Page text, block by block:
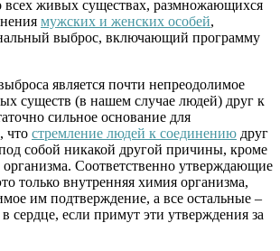
всех живых существах, размножающихся
мужских и женских особей,
выброс, включающий программу
является почти непреодолимое
существ (в нашем случае людей) друг к
сильное основание для
что стремление людей к соединению друг
собой никакой другой причины, кроме
Соответственно утверждающие
только внутренняя химия организма,
им подтверждение, а все остальные –
сердце, если примут эти утверждения за